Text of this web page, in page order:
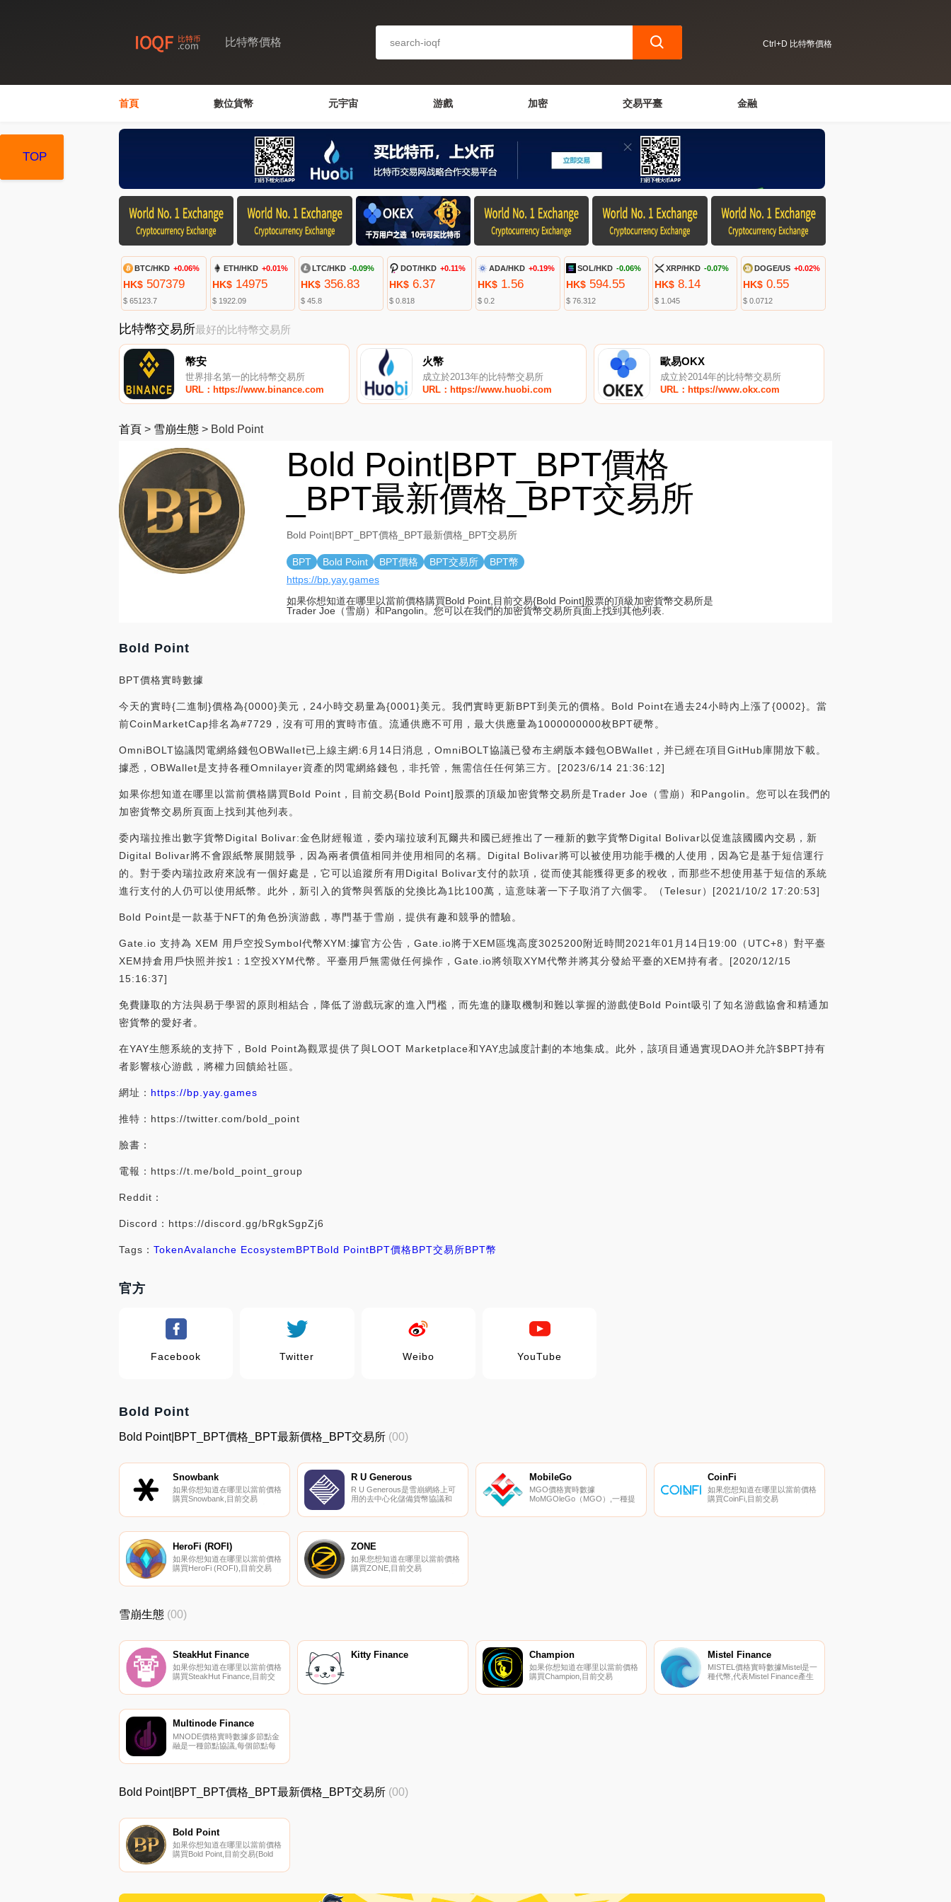
比特幣價格 Ctrl+D 比特幣價格
首頁 數位貨幣 元宇宙 游戲 加密 交易平臺 金融
BTC/HKD +0.06%
HK$ 507379
$ 65123.7
ETH/HKD +0.01%
HK$14975
$ 1922.09
LTC/HKD -0.09%
HK$356.83
$ 45.8
DOT/HKD +0.11%
HK$6.37
$ 0.818
ADA/HKD +0.19%
HK$1.56
$ 0.2
SOL/HKD -0.06%
HK$ 594.55
$ 76.312
XRP/HKD -0.07%
HK$ 8.14
$ 1.045
DOGE/US +0.02%
HK$ 0.55
$ 0.0712
比特幣交易所最好的比特幣交易所
幣安
世界排名第一的比特幣交易所
URL：https://www.binance.com
火幣
成立於2013年的比特幣交易所
URL：https://www.huobi.com
歐易OKX
成立於2014年的比特幣交易所
URL：https://www.okx.com
首頁 > 雪崩生態 > Bold Point
Bold Point|BPT_BPT價格
_BPT最新價格_BPT交易所
Bold Point|BPT_BPT價格_BPT最新價格_BPT交易所
BPT Bold Point BPT價格 BPT交易所
BPT幣
https://bp.yay.games
如果你想知道在哪里以當前價格購買Bold Point,目前交易{Bold Point]股票的頂級加密貨幣交易所是
Trader Joe（雪崩）和Pangolin。您可以在我們的加密貨幣交易所頁面上找到其他列表.
Bold Point
BPT價格實時數據
今天的實時{二進制}價格為{0000}美元，24小時交易量為{0001}美元。我們實時更新BPT到美元的價格。Bold Point在過去24小時內上漲了{0002}。當
前CoinMarketCap排名為#7729，沒有可用的實時市值。流通供應不可用，最大供應量為1000000000枚BPT硬幣。
OmniBOLT協議閃電網絡錢包OBWallet已上線主網:6月14日消息，OmniBOLT協議已發布主網版本錢包OBWallet，并已經在項目GitHub庫開放下載。
據悉，OBWallet是支持各種Omnilayer資產的閃電網絡錢包，非托管，無需信任任何第三方。[2023/6/14 21:36:12]
如果你想知道在哪里以當前價格購買Bold Point，目前交易{Bold Point]股票的頂級加密貨幣交易所是Trader Joe（雪崩）和Pangolin。您可以在我們的
加密貨幣交易所頁面上找到其他列表。
委內瑞拉推出數字貨幣Digital Bolivar:金色財經報道，委內瑞拉玻利瓦爾共和國已經推出了一種新的數字貨幣Digital Bolivar以促進該國國內交易，新
Digital Bolivar將不會跟紙幣展開競爭，因為兩者價值相同并使用相同的名稱。Digital Bolivar將可以被使用功能手機的人使用，因為它是基于短信運行
的。對于委內瑞拉政府來說有一個好處是，它可以追蹤所有用Digital Bolivar支付的款項，從而使其能獲得更多的稅收，而那些不想使用基于短信的系統
進行支付的人仍可以使用紙幣。此外，新引入的貨幣與舊版的兌換比為1比100萬，這意味著一下子取消了六個零。（Telesur）[2021/10/2 17:20:53]
Bold Point是一款基于NFT的角色扮演游戲，專門基于雪崩，提供有趣和競爭的體驗。
Gate.io 支持為 XEM 用戶空投Symbol代幣XYM:據官方公告，Gate.io將于XEM區塊高度3025200附近時間2021年01月14日19:00（UTC+8）對平臺
XEM持倉用戶快照并按1：1空投XYM代幣。平臺用戶無需做任何操作，Gate.io將領取XYM代幣并將其分發給平臺的XEM持有者。[2020/12/15
15:16:37]
免費賺取的方法與易于學習的原則相結合，降低了游戲玩家的進入門檻，而先進的賺取機制和難以掌握的游戲使Bold Point吸引了知名游戲協會和精通加
密貨幣的愛好者。
在YAY生態系統的支持下，Bold Point為觀眾提供了與LOOT Marketplace和YAY忠誠度計劃的本地集成。此外，該項目通過實現DAO并允許$BPT持有
者影響核心游戲，將權力回饋給社區。
網址： https://bp.yay.games
推特：https://twitter.com/bold_point
臉書：
電報：https://t.me/bold_point_group
Reddit：
Discord：https://discord.gg/bRgkSgpZj6
Tags： TokenAvalanche EcosystemBPTBold PointBPT價格BPT交易所BPT幣
官方
Facebook Twitter Weibo YouTube
Bold Point
TOP
Bold Point|BPT_BPT價格_BPT最新價格_BPT交易所 (00)
Snowbank
如果你想知道在哪里以當前價格
購買Snowbank,目前交易
幣交易所是Trader Joe（雪
SnowbankDAO是雪崩網絡上基
于SB代幣的去中心化儲備貨幣
協議.
R U Generous
R U Generous是雪崩網絡上可
用的去中心化儲備貨幣協議和
在財政部提供支持,這為$RUG代
通過賭注和鑄造進入市場,類似
于OHM.
MobileGo
MGO價格實時數據
MoMGOleGo（MGO）,一種提
終目標是；使游戲對每個人都可
CoinFi
如果您想知道在哪里以當前價格
購買CoinFi,目前交易
密貨幣交易所是Gate.io。您可
HeroFi (ROFI)
如果你想知道在哪里以當前價格
購買HeroFi (ROFI),目前交易
貨幣交易所是
找到其他列表.
ZONE
如果您想知道在哪里以當前價格
購買ZONE,目前交易
密貨幣交易所是Gate.io。您可
TOP
雪崩生態 (00)
SteakHut Finance
如果你想知道在哪里以當前價格
購買SteakHut Finance,目前交
級加密貨幣交易所是Trader
列表.
Kitty Finance Champion
如果你想知道在哪里以當前價格
購買Champion,目前交易
交易所是THENA。您可以在我
Mistel Finance
MISTEL價格實時數據Mistel是一
種代幣,代表Mistel Finance產生
發并實施跨鏈產量農業和賭注策
Multinode Finance
MNODE價格實時數據多節點金
融是一種節點協議,每個節點每
幣價格的波動而變化。我們的
不等。如果價格上漲,收益率就
會上升.
TOP
Bold Point|BPT_BPT價格_BPT最新價格_BPT交易所 (00)
Bold Point
如果你想知道在哪里以當前價格
購買Bold Point,目前交易{Bold
所是Trader Joe（雪崩）和